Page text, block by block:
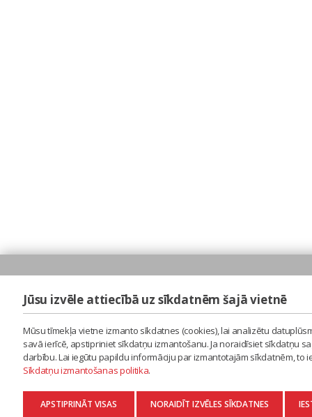
Jūsu izvēle attiecībā uz sīkdatnēm šajā vietnē
Mūsu tīmekļa vietne izmanto sīkdatnes (cookies), lai analizētu
savā ierīcē, apstipriniet sīkdatņu izmantošanu. Ja noraidīsiet sīkdatņu
darbību. Lai iegūtu papildu informāciju par izmantotajām sīkdatnēm,
Sīkdatņu izmantošanas politika.
APSTIPRINĀT VISAS NORAIDĪT IZVĒLES SĪKDATNES